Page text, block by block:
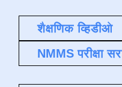
शैक्षणिक व्हिडीओ
NMMS परीक्षा